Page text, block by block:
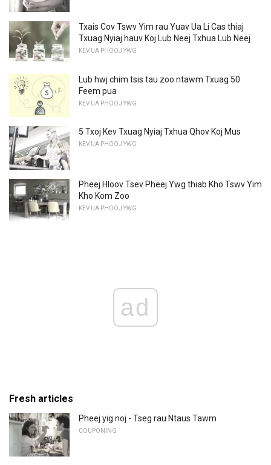
Txais Cov Tswv Yim rau Yuav Ua Li Cas thiaj
Txuag Nyiaj hauv Koj Lub Neej Txhua Lub Neej
KEV UA PHOOJ YWG
Lub hwj chim tsis tau zoo ntawm Txuag 50
Feem pua
KEV UA PHOOJ YWG
5 Txoj Kev Txuag Nyiaj Txhua Qhov Koj Mus
KEV UA PHOOJ YWG
Pheej Hloov Tsev Pheej Ywg thiab Kho Tswv Yim
Kho Kom Zoo
KEV UA PHOOJ YWG
ad
Fresh articles
Pheej yig noj - Tseg rau Ntaus Tawm
COUPONING